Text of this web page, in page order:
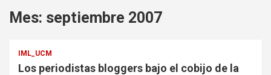
Mes: septiembre 2007
IML_UCM
Los periodistas bloggers bajo el cobijo de la